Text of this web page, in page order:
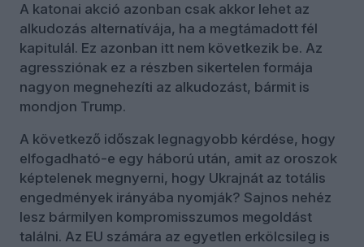
A katonai akció azonban csak akkor lehet az
alkudozás alternatívája, ha a megtámadott fél
kapitulál. Ez azonban itt nem következik be. Az
agressziónak ez a részben sikertelen formája
nagyon megnehezíti az alkudozást, bármit is
mondjon Trump.
A következő időszak legnagyobb kérdése, hogy
elfogadható-e egy háború után, amit az oroszok
képtelenek megnyerni, hogy Ukrajnát az totális
engedmények irányába nyomják? Sajnos nehéz
lesz bármilyen kompromisszumos megoldást
találni. Az EU számára az egyetlen erkölcsileg is